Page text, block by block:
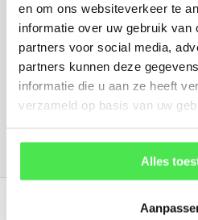
en om ons websiteverkeer te
informatie over uw gebruik van
partners voor social media,
partners kunnen deze
informatie die u aan ze heeft
verzameld op basis van uw
Alles
06 45 601 508
156 customers give us a